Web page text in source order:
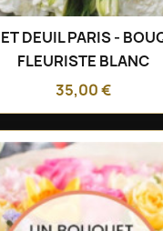
DEUIL PARIS -
FLEURISTE BLANC
35,00 €